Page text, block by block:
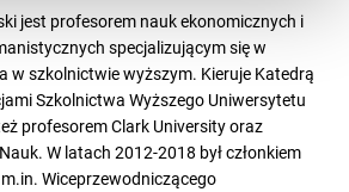
jest profesorem nauk ekonomicznych i
specjalizującym się w
w szkolnictwie wyższym. Kieruje Katedrą
Szkolnictwa Wyższego Uniwersytetu
profesorem Clark University oraz
W latach 2012-2018 był członkiem
m.in. Wiceprzewodniczącego